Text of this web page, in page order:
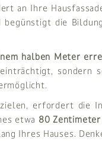
an Ihre
die
halben Meter
sondern
erfordert die
etwa 80
Ihres Hauses.